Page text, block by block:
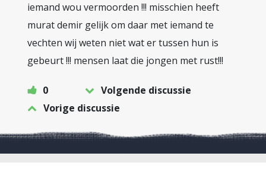
iemand wou vermoorden !!! misschien heeft
murat demir gelijk om daar met iemand te
vechten wij weten niet wat er tussen hun is
gebeurt !!! mensen laat die jongen met rust!!!
0
Volgende discussie
Vorige discussie